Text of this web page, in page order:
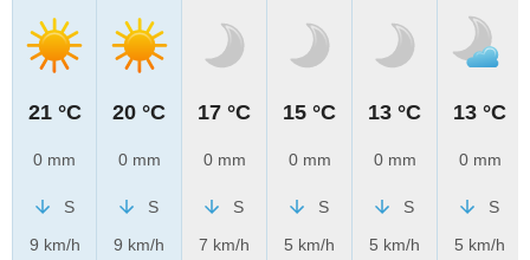
21 °C
0 mm
S
9 km/h
20 °C
0 mm
S
9 km/h
17 °C
0 mm
S
7 km/h
15 °C
0 mm
S
5 km/h
13 °C
0 mm
S
5 km/h
13 °C
0 mm
S
5 km/h